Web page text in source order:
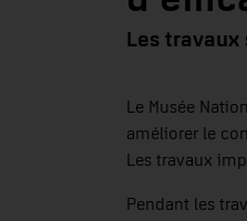
Les
Le Musée
améliorer le
Les travaux
Pendant les